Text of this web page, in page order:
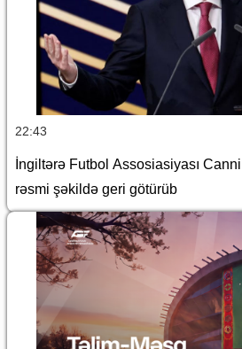
22:43
İngiltərə Futbol Assosiasiyası
rəsmi şəkildə geri götürüb